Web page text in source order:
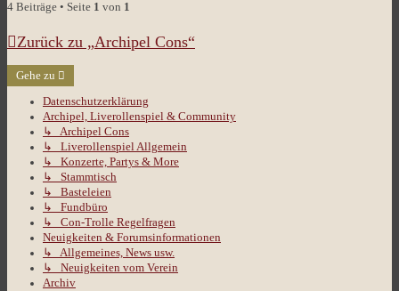
4 Beiträge • Seite 1 von 1
Zurück zu „Archipel Cons“
Gehe zu
Datenschutzerklärung
Archipel, Liverollenspiel & Community
↳ Archipel Cons
↳ Liverollenspiel Allgemein
↳ Konzerte, Partys & More
↳ Stammtisch
↳ Basteleien
↳ Fundbüro
↳ Con-Trolle Regelfragen
Neuigkeiten & Forumsinformationen
↳ Allgemeines, News usw.
↳ Neuigkeiten vom Verein
Archiv